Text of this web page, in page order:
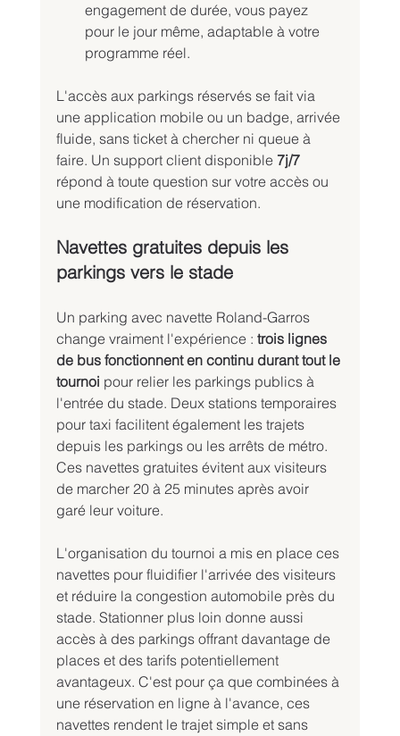
engagement de durée, vous payez
pour le jour même, adaptable à votre
programme réel.
L'accès aux parkings réservés se fait via
une application mobile ou un badge, arrivée
fluide, sans ticket à chercher ni queue à
faire. Un support client disponible 7j/7
répond à toute question sur votre accès ou
une modification de réservation.
Navettes gratuites depuis les
parkings vers le stade
Un parking avec navette Roland-Garros
change vraiment l'expérience : trois lignes
de bus fonctionnent en continu durant tout le
tournoi pour relier les parkings publics à
l'entrée du stade. Deux stations temporaires
pour taxi facilitent également les trajets
depuis les parkings ou les arrêts de métro.
Ces navettes gratuites évitent aux visiteurs
de marcher 20 à 25 minutes après avoir
garé leur voiture.
L'organisation du tournoi a mis en place ces
navettes pour fluidifier l'arrivée des visiteurs
et réduire la congestion automobile près du
stade. Stationner plus loin donne aussi
accès à des parkings offrant davantage de
places et des tarifs potentiellement
avantageux. C'est pour ça que combinées à
une réservation en ligne à l'avance, ces
navettes rendent le trajet simple et sans